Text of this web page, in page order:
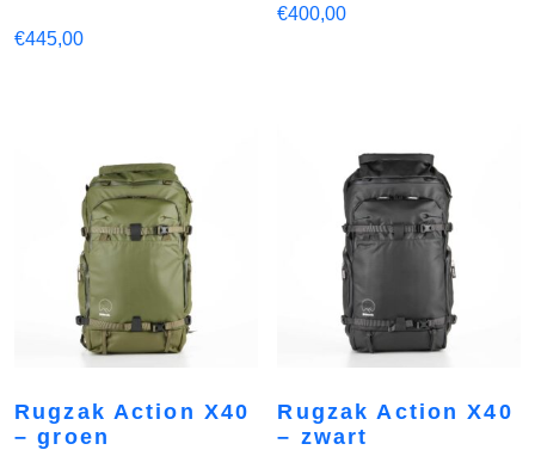
€445,00
€400,00
Rugzak Action X40
– groen
Rugzak Action X40
– zwart